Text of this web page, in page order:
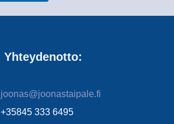
Yhteydenotto:
joonas@joonastaipale.fi
+35845 333 6495